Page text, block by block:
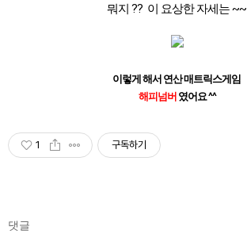
뭐지 ?? 이 요상한 자세는 ~~
이렇게 해서 연산 매트릭스게임
해피넘버 였어요 ^^
1 구독하기
댓글